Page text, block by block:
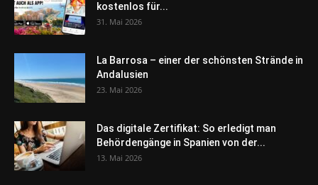
kostenlos für...
31. Mai 2026
La Barrosa – einer der schönsten Strände in
Andalusien
23. Mai 2026
Das digitale Zertifikat: So erledigt man
Behördengänge in Spanien von der...
13. Mai 2026